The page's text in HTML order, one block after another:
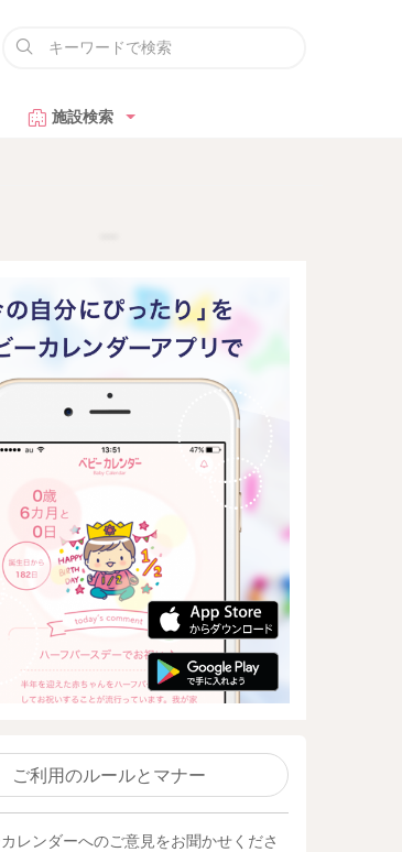
施設検索
ご利用のルールとマナー
レンダーへのご意見をお聞かせくださ